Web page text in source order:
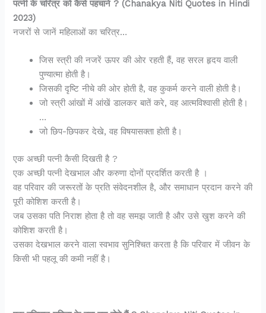
पत्नी के चरित्र को कैसे पहचाने ? (Chanakya Niti Quotes in Hindi
2023)
नजरों से जानें महिलाओं का चरित्र…
जिस स्त्री की नजरें ऊपर की ओर रहती हैं, वह सरल हृदय वाली
पुण्यात्मा होती है।
जिसकी दृष्टि नीचे की ओर होती है, वह कुकर्म करने वाली होती है।
जो स्त्री आंखों में आंखें डालकर बातें करे, वह आत्मविश्वासी होती है।
…
जो छिप-छिपकर देखे, वह विषयासक्ता होती है।
एक अच्छी पत्नी कैसी दिखती है ?
एक अच्छी पत्नी देखभाल और करुणा दोनों प्रदर्शित करती है ।
वह परिवार की जरूरतों के प्रति संवेदनशील है, और समाधान प्रदान करने की
पूरी कोशिश करती है।
जब उसका पति निराश होता है तो वह समझ जाती है और उसे खुश करने की
कोशिश करती है।
उसका देखभाल करने वाला स्वभाव सुनिश्चित करता है कि परिवार में जीवन के
किसी भी पहलू की कमी नहीं है।